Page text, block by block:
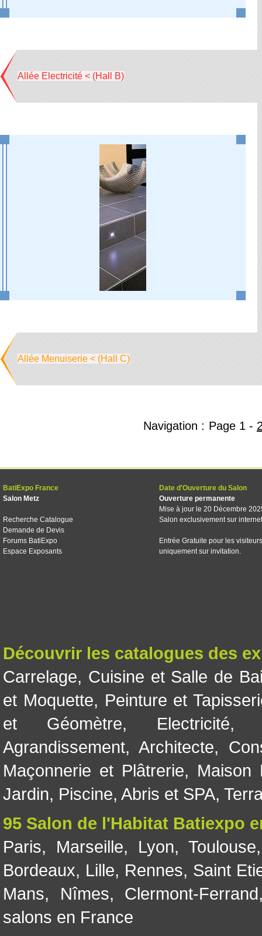
Allée Electricité < (Hall B)
Allée Menuiserie < (Hall C)
Navigation : Page 1 -
BatiExpo France
Salon Metz
Recherche Catalogue
Demande de Devis
Forums BatiExpo
Espace Exposants
Date d'Ouverture du Salon
Ouverture permanente
Mise à jour le 20 Décembre
Salon exclusivement sur internet
Entrée Gratuite pour les visiteurs
uniquement sur invitation.
Découvrir les catalogues des
Carrelage, Cuisine et Salle de
et Moquette, Peinture et
et Géomètre, Electricité
Agrandissement, Architecte,
Maçonnerie et Plâtrerie, Maison
Jardin, Piscine, Abris et SPA,
95 Salon de l'Habitat Batiexpo
Paris, Marseille, Lyon, Toulouse
Bordeaux, Lille, Rennes, Saint
Mans, Nîmes, Clermont-Ferrand
salons en France